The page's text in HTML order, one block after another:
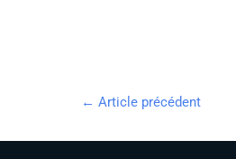
← Article précédent